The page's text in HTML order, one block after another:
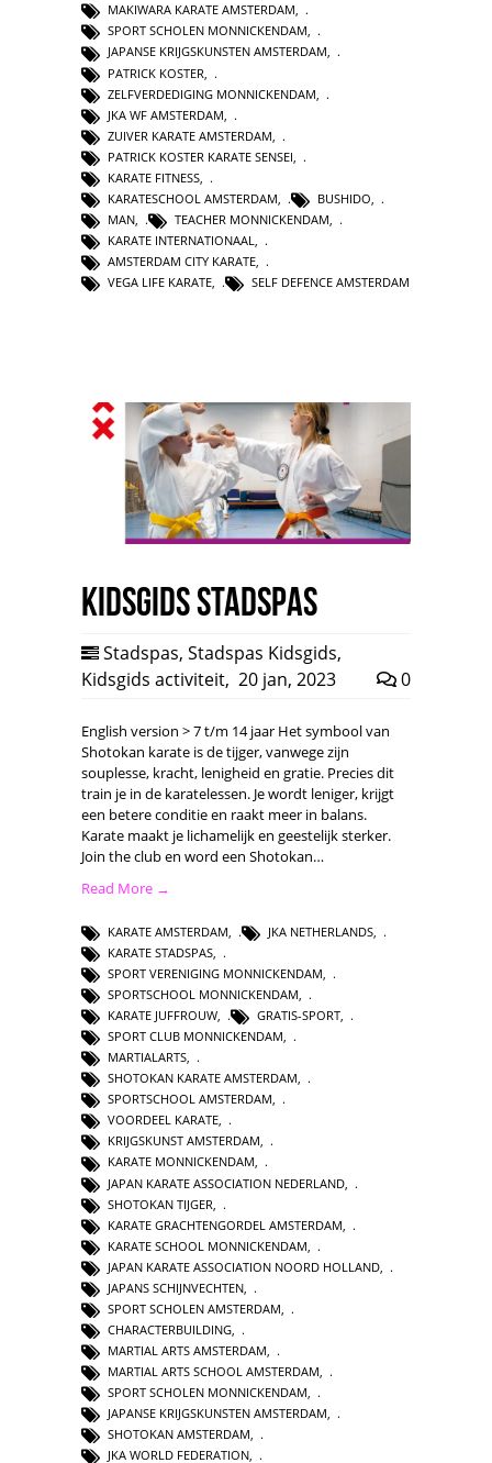
MAKIWARA KARATE AMSTERDAM,
SPORT SCHOLEN MONNICKENDAM,
JAPANSE KRIJGSKUNSTEN AMSTERDAM,
PATRICK KOSTER
ZELFVERDEDIGING MONNICKENDAM
JKA WF AMSTERDAM
ZUIVER KARATE AMSTERDAM
PATRICK KOSTER KARATE SENSEI
KARATE FITNESS
KARATESCHOOL AMSTERDAM
BUSHIDO
MAN
TEACHER MONNICKENDAM
KARATE INTERNATIONAAL,
AMSTERDAM CITY KARATE,
VEGA LIFE KARATE, SELF DEFENCE AMSTERDAM
Kidsgids Stadspas
Stadspas, Stadspas Kidsgids,
Kidsgids activiteit, 20 jan, 2023 0
English version > 7 t/m 14 jaar Het symbool van
Shotokan karate is de tijger, vanwege zijn
souplesse, kracht, lenigheid en gratie. Precies dit
train je in de karatelessen. Je wordt leniger, krijgt
een betere conditie en raakt meer in balans.
Karate maakt je lichamelijk en geestelijk sterker.
Join the club en word een Shotokan…
Read More →
KARATE AMSTERDAM JKA NETHERLANDS
KARATE STADSPAS
SPORT VERENIGING MONNICKENDAM
SPORTSCHOOL MONNICKENDAM
KARATE JUFFROUW, GRATIS-SPORT,
SPORT CLUB MONNICKENDAM,
MARTIALARTS,
SHOTOKAN KARATE AMSTERDAM,
SPORTSCHOOL AMSTERDAM,
VOORDEEL KARATE,
KRIJGSKUNST AMSTERDAM,
KARATE MONNICKENDAM,
JAPAN KARATE ASSOCIATION NEDERLAND
SHOTOKAN TIJGER
KARATE GRACHTENGORDEL AMSTERDAM
KARATE SCHOOL MONNICKENDAM
JAPAN KARATE ASSOCIATION NOORD HOLLAND
JAPANS SCHIJNVECHTEN
SPORT SCHOLEN AMSTERDAM
CHARACTERBUILDING
MARTIAL ARTS AMSTERDAM,
MARTIAL ARTS SCHOOL AMSTERDAM,
SPORT SCHOLEN MONNICKENDAM,
JAPANSE KRIJGSKUNSTEN AMSTERDAM,
SHOTOKAN AMSTERDAM,
JKA WORLD FEDERATION,